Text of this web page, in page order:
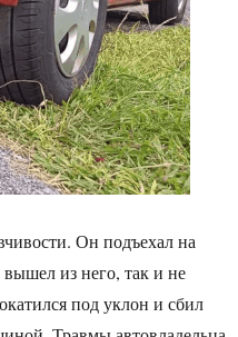
Он подъехал на
из него, так и не
под уклон и сбил